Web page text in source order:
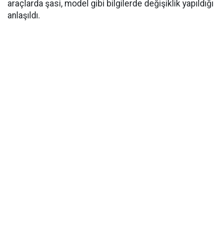
araçlarda şasi, model gibi bilgilerde değişiklik yapıldığı
anlaşıldı.